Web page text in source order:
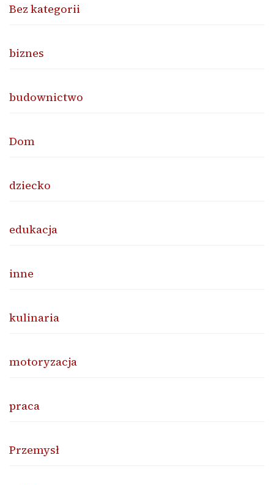
Bez kategorii
biznes
budownictwo
Dom
dziecko
edukacja
inne
kulinaria
motoryzacja
praca
Przemysł